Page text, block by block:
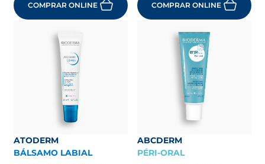
COMPRAR ONLINE COMPRAR ONLINE
ATODERM
BÁLSAMO LABIAL
ABCDERM
PÉRI-ORAL